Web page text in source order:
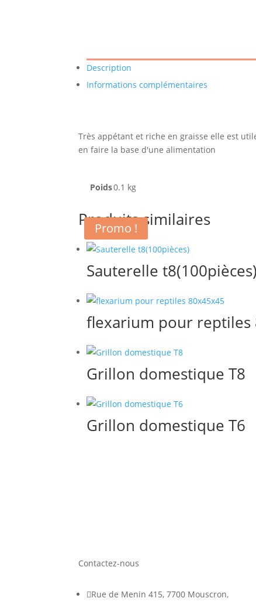
Description
Informations complémentaires
Très appétant et riche en graisse elle est
en faire la base d'une alimentation
Poids0.1 kg
Produits similaires
Sauterelle t8(100pièces)
Promo !
flexarium pour reptiles
Grillon domestique T8
Grillon domestique T6
Contactez-nous
Rue de Menin 415, 7700 Mouscron,